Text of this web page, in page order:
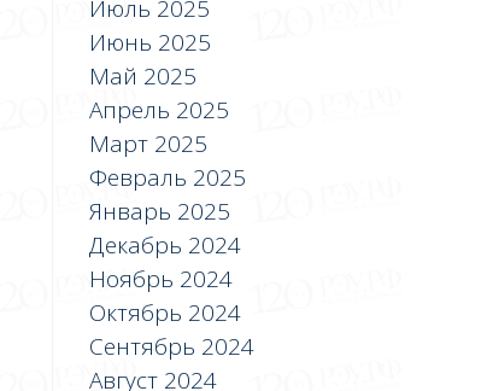
Июль 2025
Июнь 2025
Май 2025
Апрель 2025
Март 2025
Февраль 2025
Январь 2025
Декабрь 2024
Ноябрь 2024
Октябрь 2024
Сентябрь 2024
Август 2024